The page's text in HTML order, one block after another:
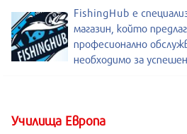
FishingHub е
магазин, който
професионално
необходимо за
Училища Европа